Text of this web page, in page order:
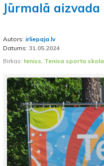
Jūrmalā
Autors: irliepaja.lv
Datums: 31.05.2024
Birkas:teniss, Tenisa sporta skola